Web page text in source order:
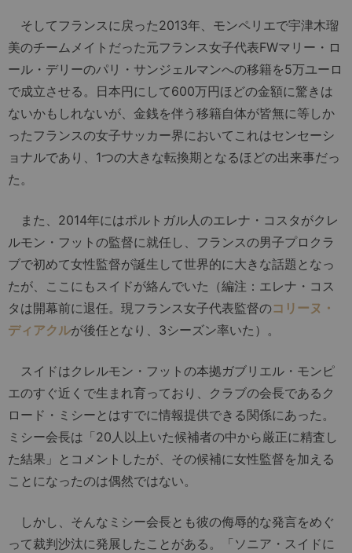
そしてフランスに戻った2013年、モンペリエで宇津木瑠
美のチームメイトだった元フランス女子代表FWマリー・ロ
ール・デリーのパリ・サンジェルマンへの移籍を5万ユーロ
で成立させる。日本円にして600万円ほどの金額に驚きは
ないかもしれないが、金銭を伴う移籍自体が皆無に等しか
ったフランスの女子サッカー界においてこれはセンセーシ
ョナルであり、1つの大きな転換期となるほどの出来事だっ
た。
また、2014年にはポルトガル人のエレナ・コスタがクレ
ルモン・フットの監督に就任し、フランスの男子プロクラ
ブで初めて女性監督が誕生して世界的に大きな話題となっ
たが、ここにもスイドが絡んでいた（編注：エレナ・コス
タは開幕前に退任。現フランス女子代表監督のコリーヌ・
ディアクルが後任となり、3シーズン率いた）。
スイドはクレルモン・フットの本拠ガブリエル・モンピ
エのすぐ近くで生まれ育っており、クラブの会長であるク
ロード・ミシーとはすでに情報提供できる関係にあった。
ミシー会長は「20人以上いた候補者の中から厳正に精査し
た結果」とコメントしたが、その候補に女性監督を加える
ことになったのは偶然ではない。
しかし、そんなミシー会長とも彼の侮辱的な発言をめぐ
って裁判沙汰に発展したことがある。「ソニア・スイドに